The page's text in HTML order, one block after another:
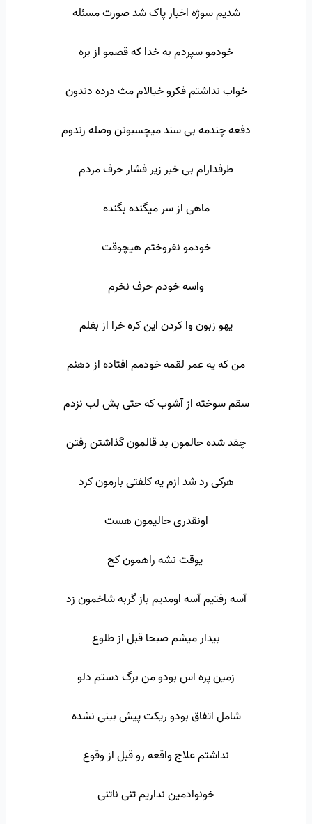
شدیم سوژه اخبار پاک شد صورت مسئله
خودمو سپردم به خدا که قصمو از بره
خواب نداشتم فکرو خیالام مث درده دندون
دفعه چندمه بی سند میچسبونن وصله رندوم
طرفدارام بی خبر زیر فشار حرف مردم
ماهی از سر میگنده بگنده
خودمو نفروختم هیچوقت
واسه خودم حرف نخرم
یهو زبون وا کردن این کره خرا از بغلم
من که یه عمر لقمه خودمم افتاده از دهنم
سقم سوخته از آشوب که حتی بش لب نزدم
چقد شده حالمون بد قالمون گذاشتن رفتن
هرکی رد شد ازم یه کلفتی بارمون کرد
اونقدری حالیمون هست
یوقت نشه راهمون کج
آسه رفتیم آسه اومدیم باز گربه شاخمون زد
بیدار میشم صبحا قبل از طلوع
زمین پره اس بودو من برگ دستم دلو
شامل اتفاق بودو ریکت پیش بینی نشده
نداشتم علاج واقعه رو قبل از وقوع
خونوادمین نداریم تنی ناتنی